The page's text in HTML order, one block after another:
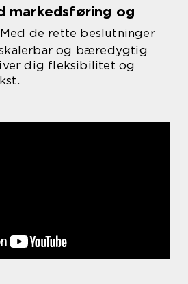
markedsføring og
de rette beslutninger
og bæredygtig
dig fleksibilitet og